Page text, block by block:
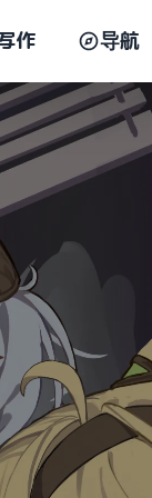
作 导航